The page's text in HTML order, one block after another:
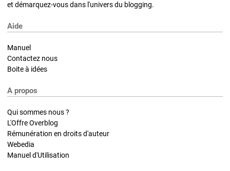
et démarquez-vous dans l'univers du blogging.
Aide
Manuel
Contactez nous
Boite à idées
A propos
Qui sommes nous ?
L'Offre Overblog
Rémunération en droits d'auteur
Webedia
Manuel d'Utilisation